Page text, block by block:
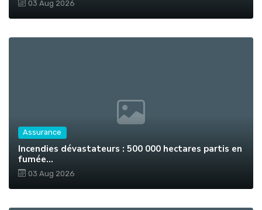
03 Aug 2026
Assurance
Incendies dévastateurs : 500 000 hectares partis en
fumée...
03 Aug 2026